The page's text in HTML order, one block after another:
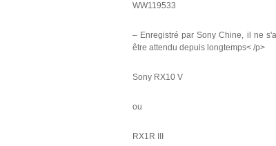
WW119533
– Enregistré par Sony Chine, il ne
être attendu depuis longtemps< /p>
Sony RX10 V
ou
RX1R III